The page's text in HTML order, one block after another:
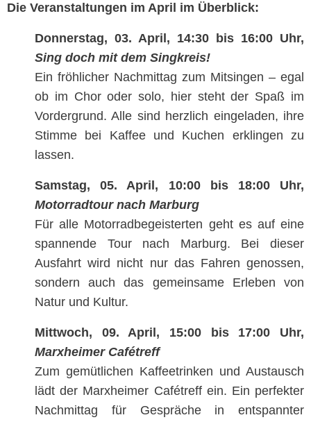
Die Veranstaltungen im April im Überblick:
Donnerstag, 03. April, 14:30 bis 16:00 Uhr,
Sing doch mit dem Singkreis!
Ein fröhlicher Nachmittag zum Mitsingen – egal
ob im Chor oder solo, hier steht der Spaß im
Vordergrund. Alle sind herzlich eingeladen, ihre
Stimme bei Kaffee und Kuchen erklingen zu
lassen.
Samstag, 05. April, 10:00 bis 18:00 Uhr,
Motorradtour nach Marburg
Für alle Motorradbegeisterten geht es auf eine
spannende Tour nach Marburg. Bei dieser
Ausfahrt wird nicht nur das Fahren genossen,
sondern auch das gemeinsame Erleben von
Natur und Kultur.
Mittwoch, 09. April, 15:00 bis 17:00 Uhr,
Marxheimer Cafétreff
Zum gemütlichen Kaffeetrinken und Austausch
lädt der Marxheimer Cafétreff ein. Ein perfekter
Nachmittag für Gespräche in entspannter